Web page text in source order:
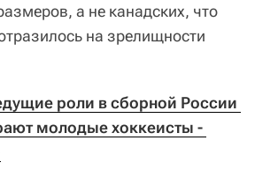
а не канадских, что
на зрелищности
роли в сборной России
молодые хоккеисты -